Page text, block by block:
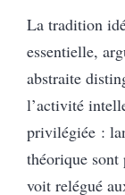
La tradition
essentielle,
abstraite
l’activité
privilégiée :
théorique
voit relégué